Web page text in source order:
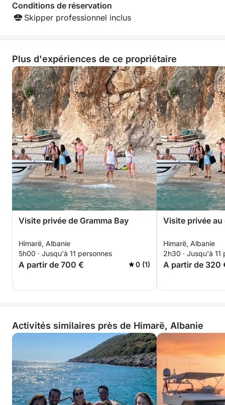
Conditions de réservation
Skipper professionnel inclus
Plus d'expériences de ce propriétaire
Visite privée de Gramma Bay
Himarë, Albanie
5h00 · Jusqu'à 11 personnes
A partir de 700 € 0 (1)
Visite privée
Himarë, Albanie
2h30 · Jusqu'à 11
A partir de 320
Activités similaires près de Himarë, Albanie